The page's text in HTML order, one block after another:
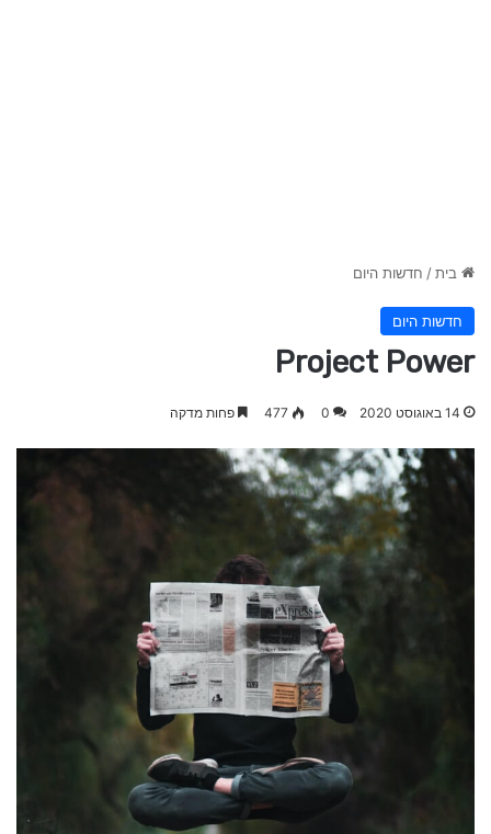
בית/ חדשות היום
חדשות היום
Project Power
14 באוגוסט 2020 0
477 פחות מדקה